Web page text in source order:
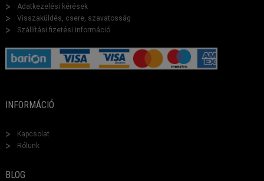
Adatkezelési kérések
Visszaküldés, csere, szavatosság
Szállítási fizetési információ
INFORMÁCIÓ
Kapcsolat
Rólunk
BLOG